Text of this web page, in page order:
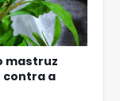
mastruz
contra a